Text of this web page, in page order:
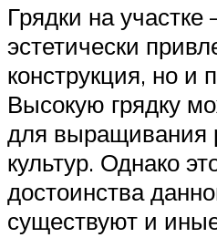
Грядки на участке
эстетически
конструкция, но и
Высокую грядку
для выращивания
культур. Однако
достоинства
существуют и